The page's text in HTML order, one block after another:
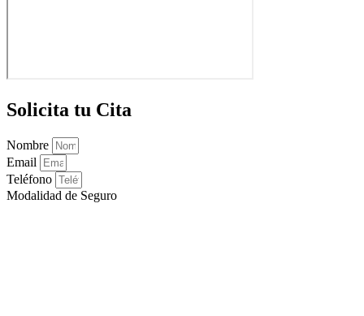
Solicita tu Cita
Nombre
Email
Teléfono
Modalidad de Seguro